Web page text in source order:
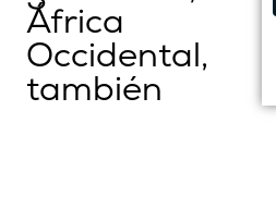
África
Occidental,
también